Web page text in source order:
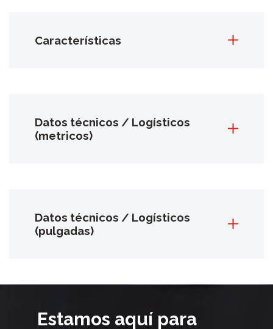
Características
Datos técnicos / Logísticos
(metricos)
Datos técnicos / Logísticos
(pulgadas)
Estamos aquí para